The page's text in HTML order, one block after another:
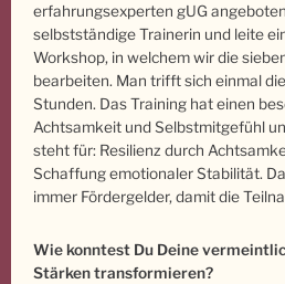
erfahrungsexperten gUG
selbstständige Trainerin und leite
Workshop, in welchem wir die
bearbeiten. Man trifft sich einmal
Stunden. Das Training hat einen
Achtsamkeit und Selbstmitgefühl
steht für: Resilienz durch
Schaffung emotionaler Stabilität.
immer Fördergelder, damit die
Wie konntest Du Deine
Stärken transformieren?